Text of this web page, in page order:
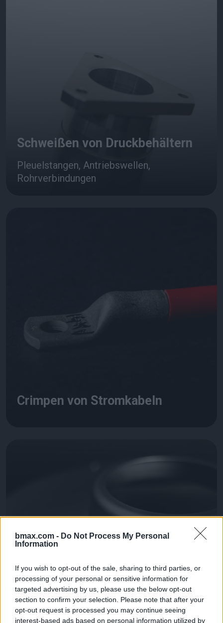
bmax.com - Do Not Process My Personal
Information
If you wish to opt-out of the sale, sharing to third parties, or
processing of your personal or sensitive information for
targeted advertising by us, please use the below opt-out
section to confirm your selection. Please note that after your
opt-out request is processed you may continue seeing
interest-based ads based on personal information utilized by
Schweißen von Druckbehältern
Pleuelstangen, Antriebswellen,
Rohrverbindungen
Crimpen von Stromkabeln
Umformung von